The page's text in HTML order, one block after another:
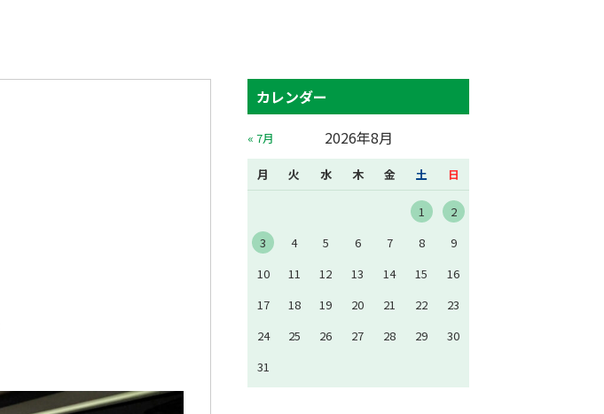
カレンダー
2026年8月
月 火 水 木 金 土 日
1
2
3
4 5 6 7 8
9
10
11 12 13 14 15
16
17
18 19 20 21 22
23
24
25 26 27 28 29
30
31
« 7月